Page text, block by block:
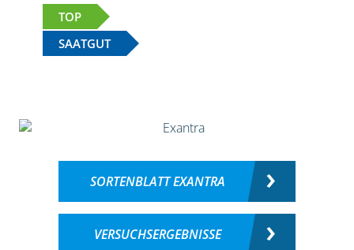
TOP
SAATGUT
SORTENBLATT EXANTRA
VERSUCHSERGEBNISSE